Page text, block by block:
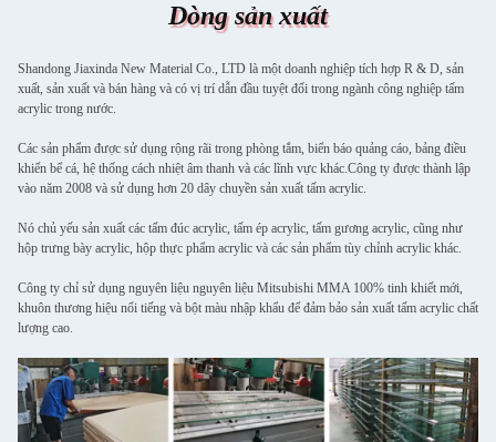
Dòng sản xuất
Shandong Jiaxinda New Material Co., LTD là một doanh nghiệp tích hợp R & D, sản
xuất, sản xuất và bán hàng và có vị trí dẫn đầu tuyệt đối trong ngành công nghiệp tấm
acrylic trong nước.
Các sản phẩm được sử dụng rộng rãi trong phòng tắm, biển báo quảng cáo, bảng điều
khiển bể cá, hệ thống cách nhiệt âm thanh và các lĩnh vực khác.Công ty được thành lập
vào năm 2008 và sử dụng hơn 20 dây chuyền sản xuất tấm acrylic.
Nó chủ yếu sản xuất các tấm đúc acrylic, tấm ép acrylic, tấm gương acrylic, cũng như
hộp trưng bày acrylic, hộp thực phẩm acrylic và các sản phẩm tùy chỉnh acrylic khác.
Công ty chỉ sử dụng nguyên liệu nguyên liệu Mitsubishi MMA 100% tinh khiết mới,
khuôn thương hiệu nổi tiếng và bột màu nhập khẩu để đảm bảo sản xuất tấm acrylic chất
lượng cao.